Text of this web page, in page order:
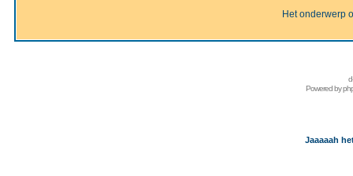
Het onderwerp
Powered by
Jaaaaah